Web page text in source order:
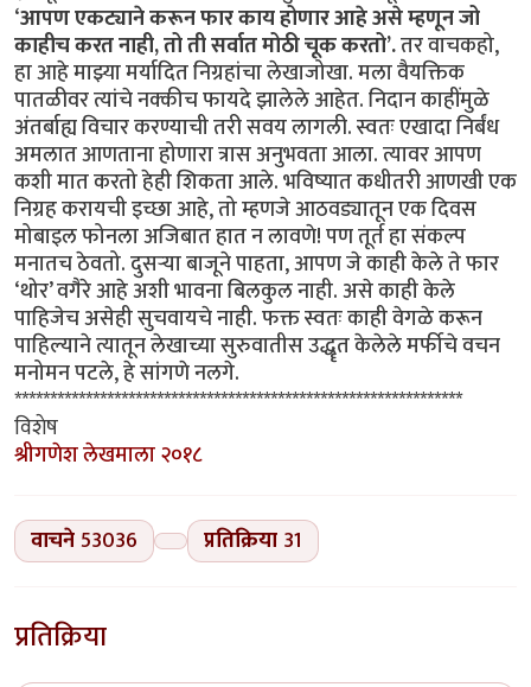
‘आपण एकट्याने करून फार काय होणार आहे असे म्हणून जो
काहीच करत नाही, तो ती सर्वात मोठी चूक करतो’.तर वाचकहो,
हा आहे माझ्या मर्यादित निग्रहांचा लेखाजोखा. मला वैयक्तिक
पातळीवर त्यांचे नक्कीच फायदे झालेले आहेत. निदान काहींमुळे
अंतर्बाह्य विचार करण्याची तरी सवय लागली. स्वतः एखादा निर्बंध
अमलात आणताना होणारा त्रास अनुभवता आला. त्यावर आपण
कशी मात करतो हेही शिकता आले. भविष्यात कधीतरी आणखी एक
निग्रह करायची इच्छा आहे, तो म्हणजे आठवड्यातून एक दिवस
मोबाइल फोनला अजिबात हात न लावणे! पण तूर्त हा संकल्प
मनातच ठेवतो. दुसऱ्या बाजूने पाहता, आपण जे काही केले ते फार
‘थोर’ वगैरे आहे अशी भावना बिलकुल नाही. असे काही केले
पाहिजेच असेही सुचवायचे नाही. फक्त स्वतः काही वेगळे करून
पाहिल्याने त्यातून लेखाच्या सुरुवातीस उद्धॄत केलेले मर्फीचे वचन
मनोमन पटले, हे सांगणे नलगे.
***************************************************************
विशेष
श्रीगणेश लेखमाला २०१८
वाचने53036 प्रतिक्रिया 31
प्रतिक्रिया